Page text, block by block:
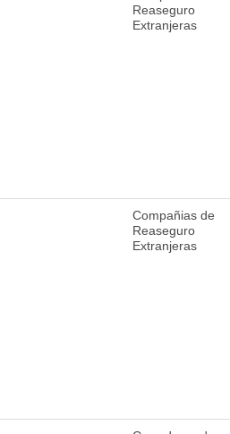
Reaseguro
Extranjeras
Compañias de
Reaseguro
Extranjeras